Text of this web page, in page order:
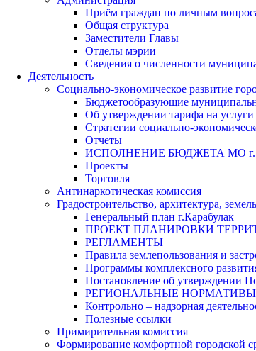
Приём граждан по личным
Общая структура
Заместители Главы
Отделы мэрии
Сведения о численности
Деятельность
Социально-экономическое развитие
Бюджетообразующие
Об утверждении тарифа на
Стратегии социально-
Отчеты
ИСПОЛНЕНИЕ БЮДЖЕТА МО г.
Проекты
Торговля
Антинаркотическая комиссия
Градостроительство, архитектура,
Генеральный план г.Карабулак
ПРОЕКТ ПЛАНИРОВКИ
РЕГЛАМЕНТЫ
Правила землепользования и
Программы комплексного
Постановление об утверждении
РЕГИОНАЛЬНЫЕ
Контрольно – надзорная
Полезные ссылки
Примирительная комиссия
Формирование комфортной городской